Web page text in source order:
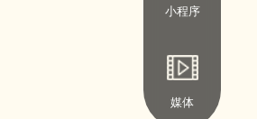
小程序
媒体